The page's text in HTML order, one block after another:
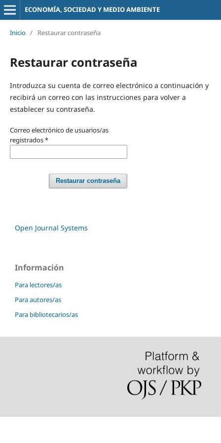
ECONOMÍA, SOCIEDAD Y MEDIO AMBIENTE
Inicio / Restaurar contraseña
Restaurar contraseña
Introduzca su cuenta de correo electrónico a continuación y
recibirá un correo con las instrucciones para volver a
establecer su contraseña.
Correo electrónico de usuarios/as
registrados*
Restaurar contraseña
Open Journal Systems
Información
Para lectores/as
Para autores/as
Para bibliotecarios/as